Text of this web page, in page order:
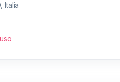
Italia